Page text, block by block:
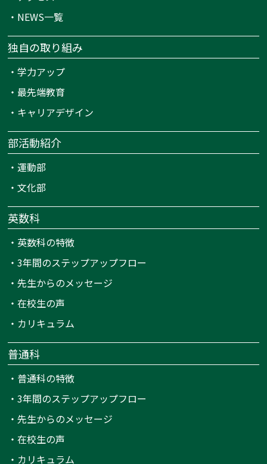
・ NEWS一覧
独自の取り組み
・学力アップ
・最先端教育
・ キャリアデザイン
部活動紹介
・運動部
・文化部
英数科
・ 英数科の特徴
・3年間のステップアップフロー
・先生からのメッセージ
・在校生の声
・ カリキュラム
普通科
・ 普通科の特徴
・3年間のステップアップフロー
・先生からのメッセージ
・在校生の声
・ カリキュラム